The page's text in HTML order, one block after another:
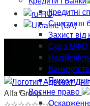
Кредитні
Списання
Захист від
Суд з МФО
Воєнне право
Alfa Group